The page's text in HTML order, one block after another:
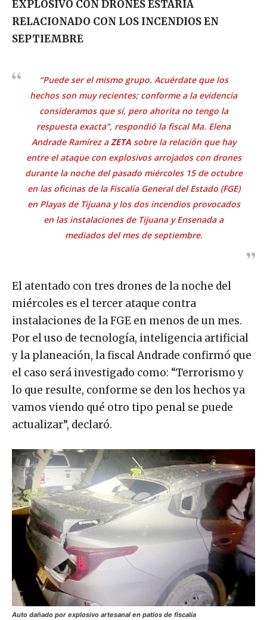
EXPLOSIVO CON DRONES ESTARÍA
RELACIONADO CON LOS INCENDIOS EN
SEPTIEMBRE
“Puede ser el mismo grupo. Acuérdate que los
hechos son muy recientes; conforme a la evidencia
consideramos que sí, pero ahorita no tengo la
respuesta exacta”, respondió la fiscal Ma. Elena
Andrade Ramírez aZETAsobre la relación que hay
entre el ataque con explosivos arrojados con drones
durante la noche del pasado miércoles 15 de octubre
en las oficinas de la Fiscalía General del Estado (FGE)
en Playas de Tijuana y los dos incendios provocados
en las instalaciones de Tijuana y Ensenada a
mediados del mes de septiembre.
El atentado con tres drones de la noche del
miércoles es el tercer ataque contra
instalaciones de la FGE en menos de un mes.
Por el uso de tecnología, inteligencia artificial
y la planeación, la fiscal Andrade confirmó que
el caso será investigado como: “Terrorismo y
lo que resulte, conforme se den los hechos ya
vamos viendo qué otro tipo penal se puede
actualizar”, declaró.
Auto dañado por explosivo artesanal en patios de fiscalía